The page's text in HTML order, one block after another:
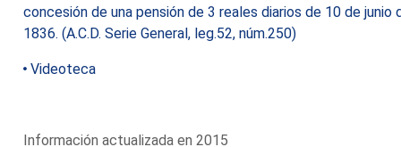
concesión de una pensión de 3 reales diarios de 10 de junio
1836. (A.C.D. Serie General, leg.52, núm.250)
Videoteca
Información actualizada en 2015